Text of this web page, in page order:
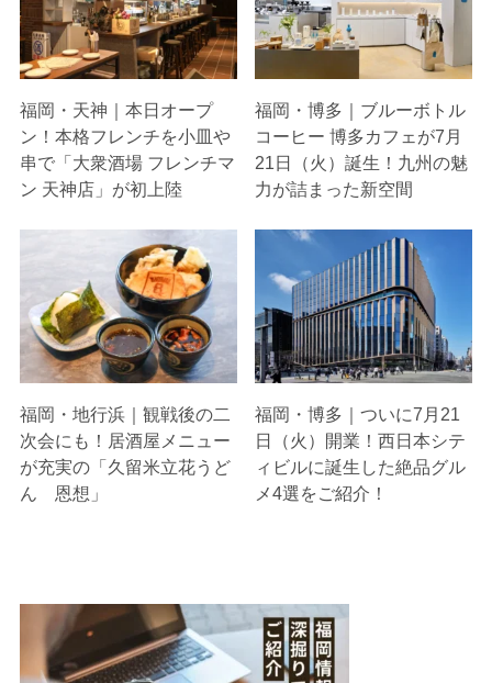
福岡・天神｜本日オープ
ン！本格フレンチを小皿や
串で「大衆酒場 フレンチマ
ン 天神店」が初上陸
福岡・博多｜ブルーボトル
コーヒー 博多カフェが7月
21日（火）誕生！九州の魅
力が詰まった新空間
福岡・地行浜｜観戦後の二
次会にも！居酒屋メニュー
が充実の「久留米立花うど
ん 恩想」
福岡・博多｜ついに7月21
日（火）開業！西日本シテ
ィビルに誕生した絶品グル
メ4選をご紹介！